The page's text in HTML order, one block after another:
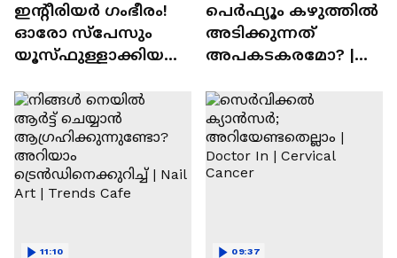
ഇന്റീരിയർ ഗംഭീരം!
ഓരോ സ്‌പേസും
യൂസ്ഫുള്ളാക്കിയ
പെർഫ്യൂം കഴുത്തിൽ
അടിക്കുന്നത്
അപകടകരമോ? |
11:10 09:37